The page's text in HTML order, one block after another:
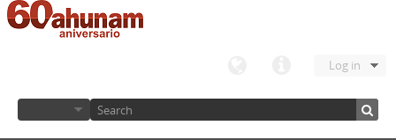
Log in